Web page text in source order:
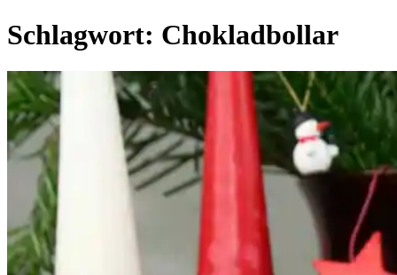
Schlagwort: Chokladbollar